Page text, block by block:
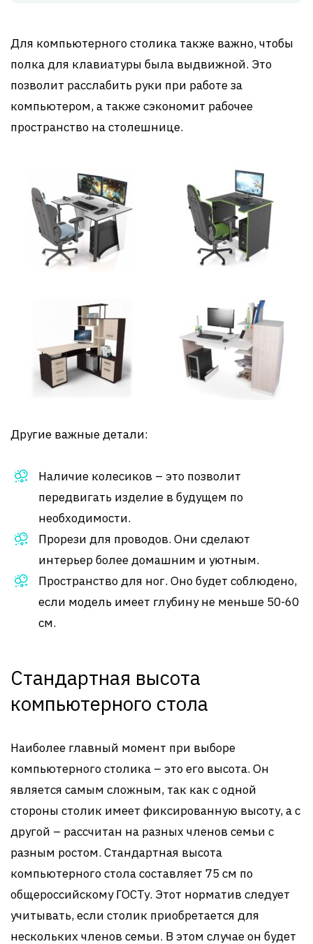
Для компьютерного столика также важно, чтобы
полка для клавиатуры была выдвижной. Это
позволит расслабить руки при работе за
компьютером, а также сэкономит рабочее
пространство на столешнице.
Другие важные детали:
Наличие колесиков – это позволит
передвигать изделие в будущем по
необходимости.
Прорези для проводов. Они сделают
интерьер более домашним и уютным.
Пространство для ног. Оно будет соблюдено,
если модель имеет глубину не меньше 50-60
см.
Стандартная высота
компьютерного стола
Наиболее главный момент при выборе
компьютерного столика – это его высота. Он
является самым сложным, так как с одной
стороны столик имеет фиксированную высоту, а с
другой – рассчитан на разных членов семьи с
разным ростом. Стандартная высота
компьютерного стола составляет 75 см по
общероссийскому ГОСТу. Этот норматив следует
учитывать, если столик приобретается для
нескольких членов семьи. В этом случае он будет